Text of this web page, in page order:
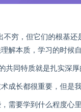
穷，但它们的根基
解本质，学习的时候
共同特质就是扎实深
成长都很重要，但是
需要学到什么程度心里